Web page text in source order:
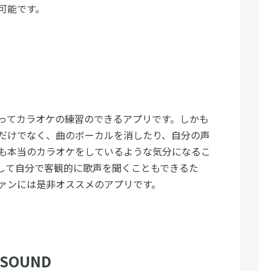
です。
カラオケの練習のできるアプリです。しかも
けでなく、曲のボーカルを消したり、自分の声
本当のカラオケをしているような気分になるこ
自分で客観的に歌声を聞くこともできるた
には是非オススメのアプリです。